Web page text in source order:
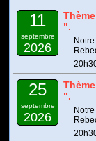
11
septembre
2026
".
25
septembre
2026
".